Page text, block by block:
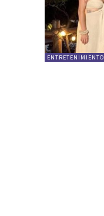
ENTRETENIMIENTO